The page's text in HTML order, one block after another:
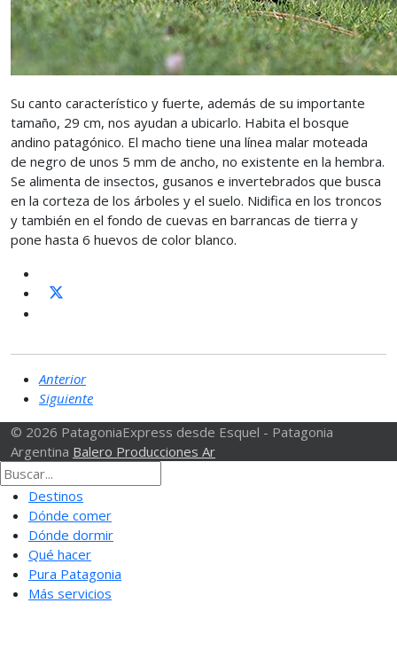
Su canto característico y fuerte, además de su importante
tamaño, 29 cm, nos ayudan a ubicarlo. Habita el bosque
andino patagónico. El macho tiene una línea malar moteada
de negro de unos 5 mm de ancho, no existente en la hembra.
Se alimenta de insectos, gusanos e invertebrados que busca
en la corteza de los árboles y el suelo. Nidifica en los troncos
y también en el fondo de cuevas en barrancas de tierra y
pone hasta 6 huevos de color blanco.
Anterior
Siguiente
© 2026 PatagoniaExpress desde Esquel - Patagonia
Argentina Balero Producciones Ar
Destinos
Dónde comer
Dónde dormir
Qué hacer
Pura Patagonia
Más servicios